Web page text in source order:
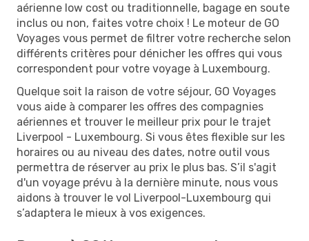
aérienne low cost ou traditionnelle, bagage en soute
inclus ou non, faites votre choix ! Le moteur de GO
Voyages vous permet de filtrer votre recherche selon
différents critères pour dénicher les offres qui vous
correspondent pour votre voyage à Luxembourg.
Quelque soit la raison de votre séjour, GO Voyages
vous aide à comparer les offres des compagnies
aériennes et trouver le meilleur prix pour le trajet
Liverpool - Luxembourg. Si vous êtes flexible sur les
horaires ou au niveau des dates, notre outil vous
permettra de réserver au prix le plus bas. S’il s'agit
d'un voyage prévu à la dernière minute, nous vous
aidons à trouver le vol Liverpool-Luxembourg qui
s’adaptera le mieux à vos exigences.